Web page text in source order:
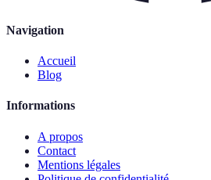
Navigation
Accueil
Blog
Informations
A propos
Contact
Mentions légales